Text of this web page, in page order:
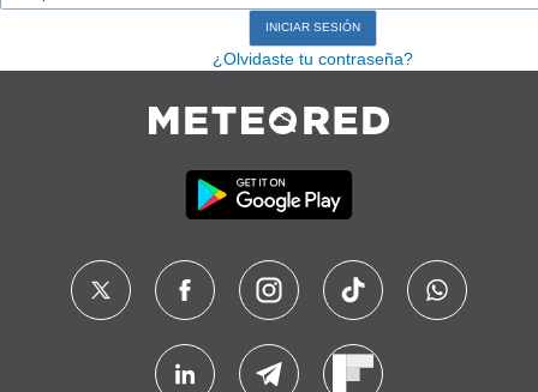
¿Olvidaste tu contraseña?